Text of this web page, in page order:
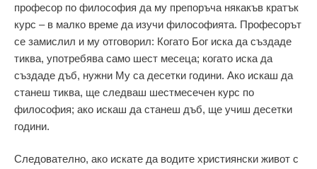
професор по философия да му препоръча някакъв кратък
курс – в малко време да изучи философията. Професорът
се замислил и му отговорил: Когато Бог иска да създаде
тиква, употребява само шест месеца; когато иска да
създаде дъб, нужни Му са десетки години. Ако искаш да
станеш тиква, ще следваш шестмесечен курс по
философия; ако искаш да станеш дъб, ще учиш десетки
години.
Следователно, ако искате да водите християнски живот с